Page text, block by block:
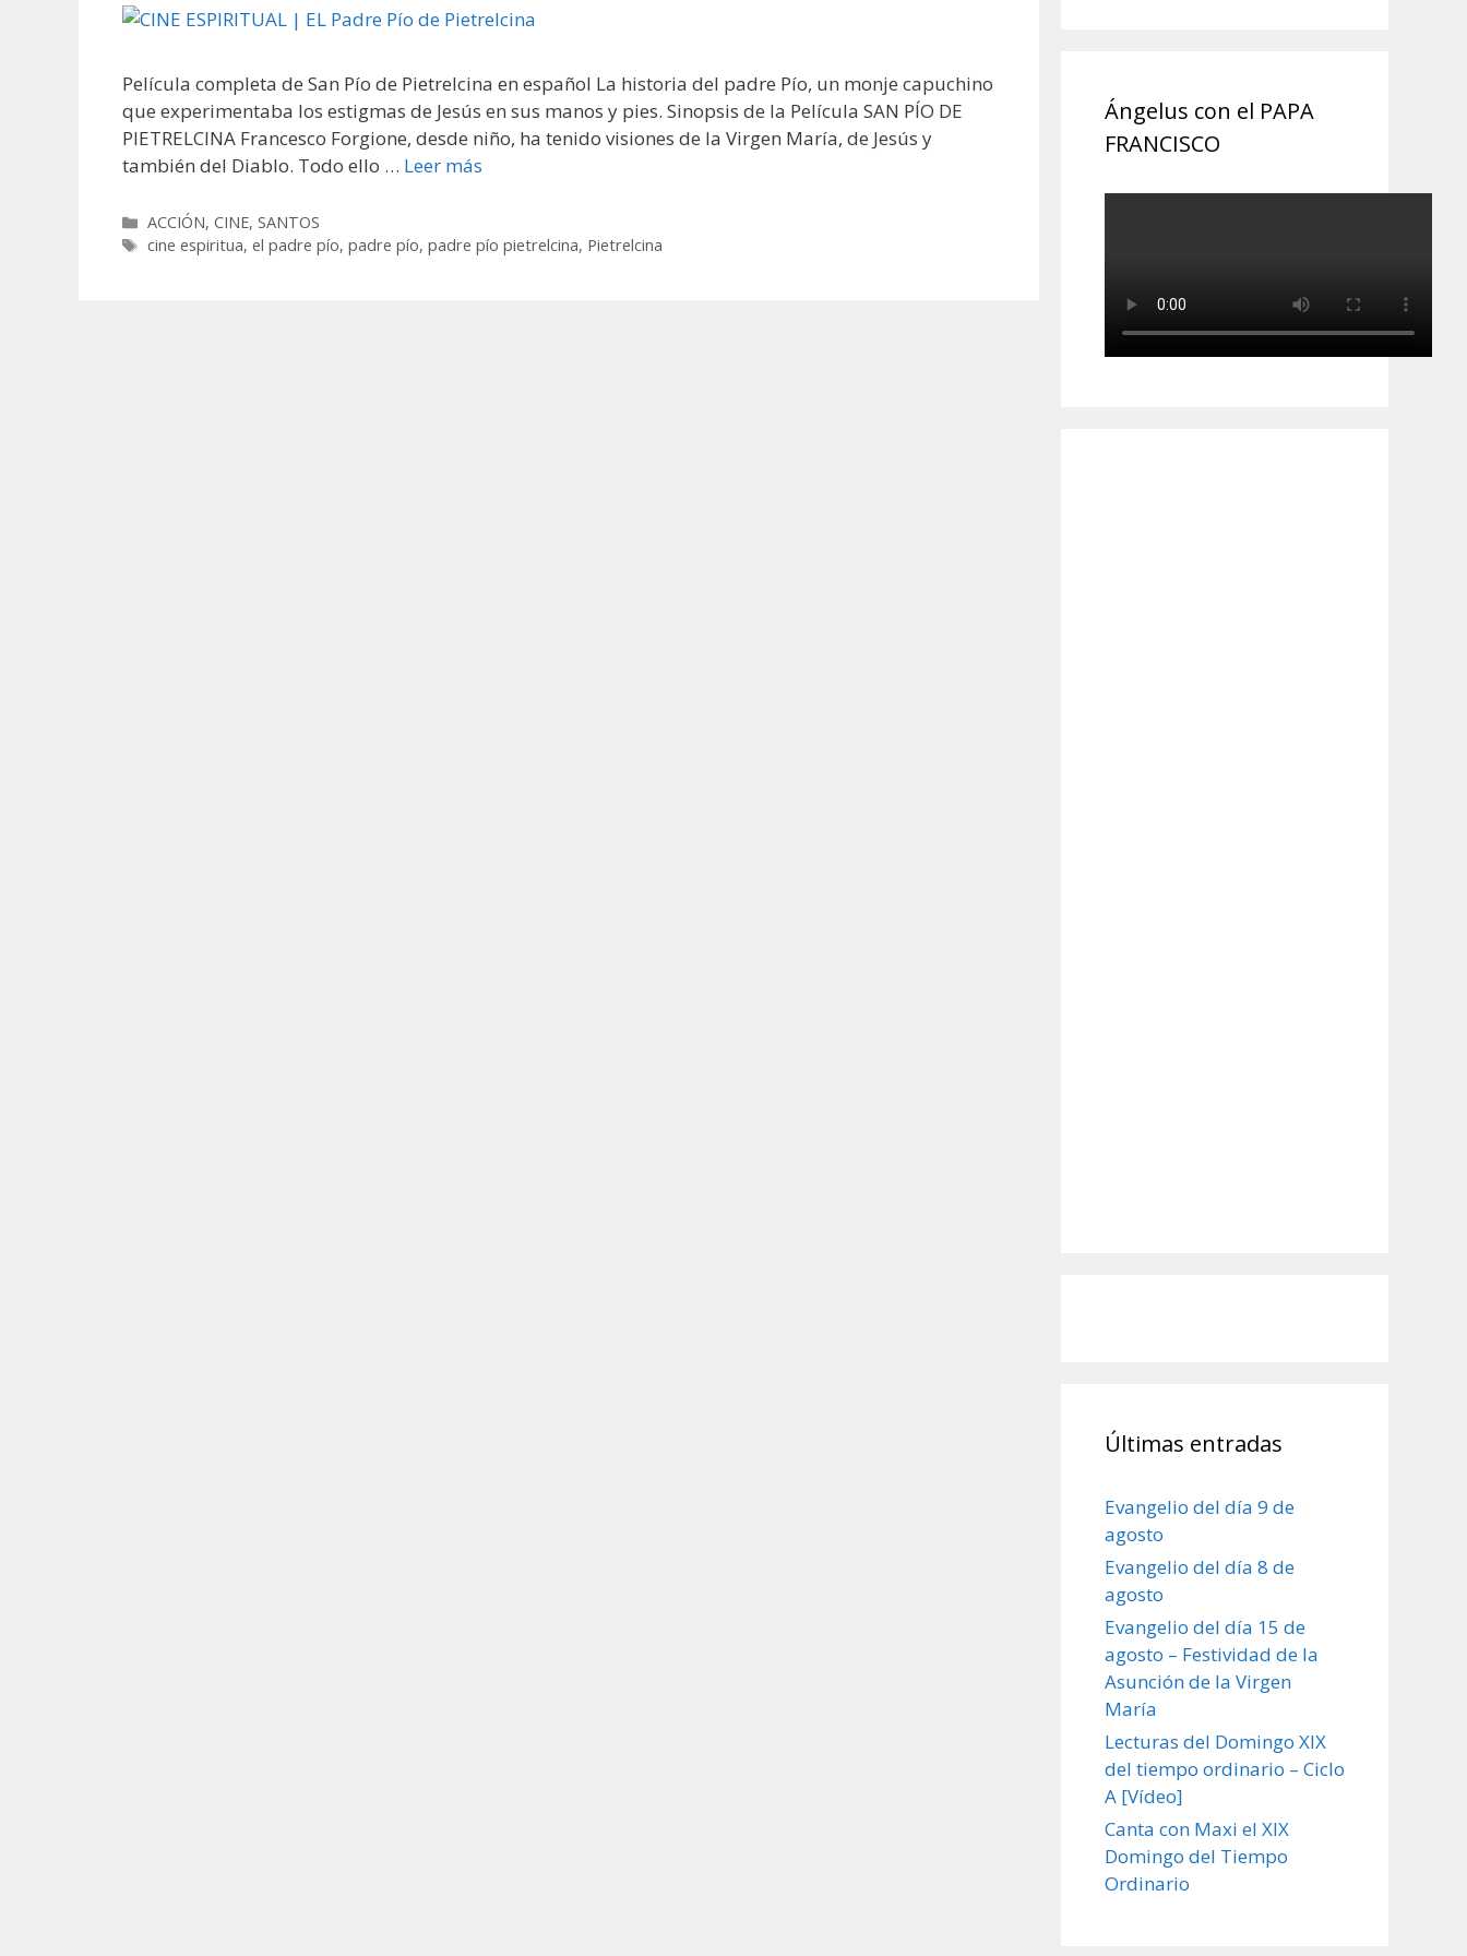
Película completa de San Pío de Pietrelcina en español La historia del padre Pío, un monje capuchino
que experimentaba los estigmas de Jesús en sus manos y pies. Sinopsis de la Película SAN PÍO DE
PIETRELCINA Francesco Forgione, desde niño, ha tenido visiones de la Virgen María, de Jesús y
también del Diablo. Todo ello … Leer más
Categorías
ACCIÓN,CINE,SANTOS
Etiquetas
cine espiritua,el padre pío,padre pío,padre pío pietrelcina, Pietrelcina
Ángelus con el PAPA
FRANCISCO
Últimas entradas
Evangelio del día 9 de
agosto
Evangelio del día 8 de
agosto
Evangelio del día 15 de
agosto – Festividad de la
Asunción de la Virgen
María
Lecturas del Domingo XIX
del tiempo ordinario – Ciclo
A [Vídeo]
Canta con Maxi el XIX
Domingo del Tiempo
Ordinario